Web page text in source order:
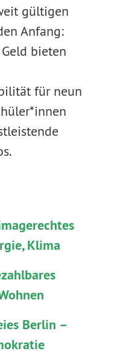
gültigen
Anfang:
bieten
für neun
Klima
Berlin –